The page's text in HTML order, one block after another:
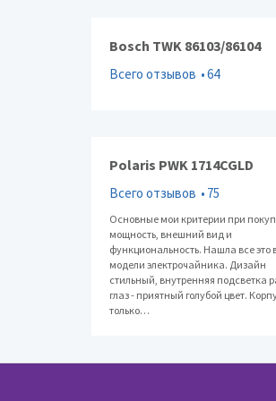
Bosch TWK 86103/86104
Всего отзывов 64
Polaris PWK 1714CGLD
Всего отзывов 75
Основные мои критерии при
мощность, внешний вид и
функциональность. Нашла все это
модели электрочайника. Дизайн
стильный, внутренняя подсветка
глаз - приятный голубой цвет.
только…